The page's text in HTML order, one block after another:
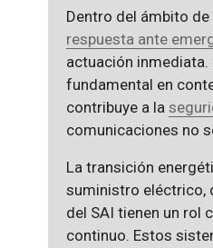
Dentro del ámbito
respuesta ante
actuación
fundamental en
contribuye a la
comunicaciones no
La transición
suministro eléctrico,
del SAI tienen un rol
continuo. Estos